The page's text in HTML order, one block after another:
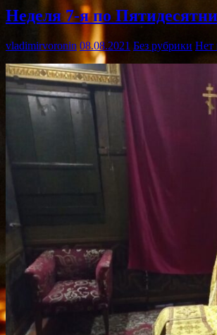
Неделя 7-я по
vladimirvoronin 08.08.2021 Без рубрики Нет